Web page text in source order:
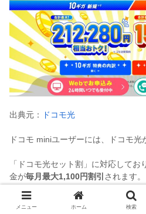
出典元： ドコモ光
ドコモ miniユーザーには、ドコモ光
「ドコモ光セット割」に対応して
金が毎月最大1,100円割引 されます。
また、ドコモ光は全国対応の「光コ
メニュー ホーム 検索